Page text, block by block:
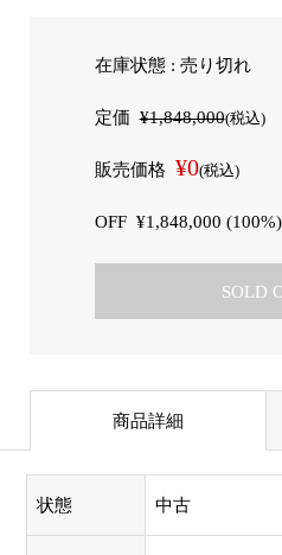
在庫状態 : 売り切れ
定価¥1,848,000(税込)
販売価格 ¥0(税込)
OFF ¥1,848,000 (100%)
SOLD
商品詳細
状態 中古